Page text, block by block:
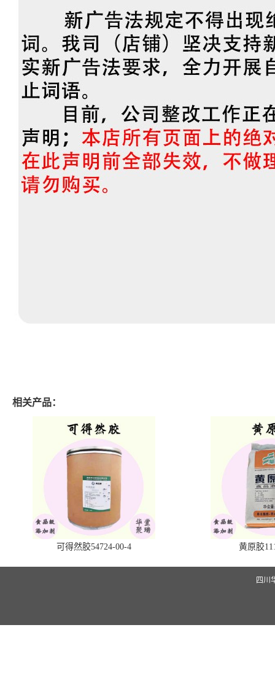
相关产品：
可得然胶54724-00-4 黄原胶
四川